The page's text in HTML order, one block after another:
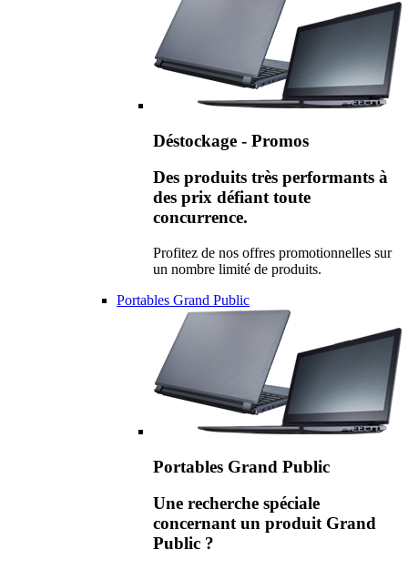
Déstockage - Promos
Des produits très performants à
des prix défiant toute
concurrence.
Profitez de nos offres promotionnelles sur
un nombre limité de produits.
Portables Grand Public
Portables Grand Public
Une recherche spéciale
concernant un produit Grand
Public ?